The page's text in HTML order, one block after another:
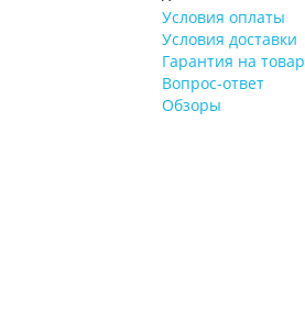
Условия оплаты
Условия доставки
Гарантия на товар
Вопрос-ответ
Обзоры